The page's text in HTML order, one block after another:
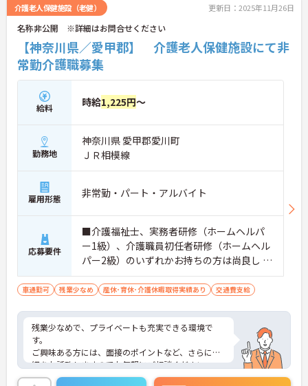
介護老人保健施設（老健） 更新日：2025年11月26日
名称非公開 ※詳細はお問合せください
【神奈川県／愛甲郡】 介護老人保健施設にて非
常勤介護職募集
給料 時給1,225円～
勤務地
神奈川県 愛甲郡愛川町
ＪＲ相模線
雇用形態 非常勤・パート・アルバイト
応募要件
■介護福祉士、実務者研修（ホームヘルパ
ー1級）、介護職員初任者研修（ホームヘル
パー2級）のいずれかお持ちの方は尚良し ※
施設、病院経験のある方は尚良し
車通勤可 残業少なめ 産休･育休･介護休暇取得実績あり 交通費支給
残業少なめで、プライベートも充実できる環境で
す。
ご興味ある方には、面接のポイントなど、さらに詳
細をお話致しますのでお気軽にご相談ください。